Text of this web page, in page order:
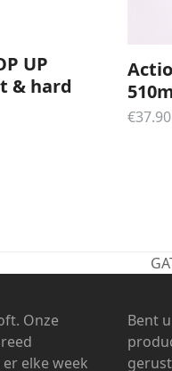
UP
& hard
€37.90
Onze
elke week
Bent
gerust